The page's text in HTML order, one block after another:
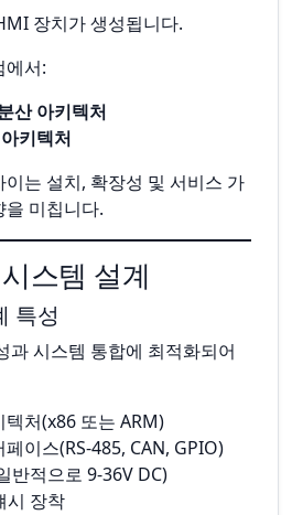
장치가 생성됩니다.
에서:
산 아키텍처
키텍처
는 설치, 확장성 및 서비스 가
미칩니다.
스템 설계
특성
과 시스템 통합에 최적화되어
텍처(x86 또는 ARM)
이스(RS-485, CAN, GPIO)
반적으로 9-36V DC)
시 장착